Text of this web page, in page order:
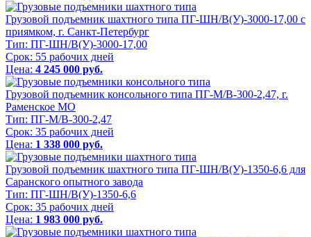
Грузовой подъемник шахтного типа ПГ-ШН/В(У)-3000-17,00 с
приямком, г. Санкт-Петербург
Тип: ПГ-ШН/В(У)-3000-17,00
Срок: 55 рабочих дней
Цена: 4 245 000 руб.
Грузовой подъемник консольного типа ПГ-М/В-300-2,47, г.
Раменское МО
Тип: ПГ-М/В-300-2,47
Срок: 35 рабочих дней
Цена: 1 338 000 руб.
Грузовой подъемник шахтного типа ПГ-ШН/В(У)-1350-6,6 для
Саранского опытного завода
Тип: ПГ-ШН/В(У)-1350-6,6
Срок: 35 рабочих дней
Цена: 1 983 000 руб.